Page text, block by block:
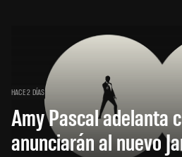
HACE 2 DÍAS
Amy Pascal adelanta
anunciarán al nuevo